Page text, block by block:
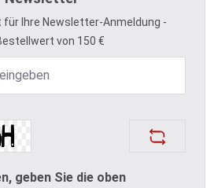
für Ihre Newsletter-Anmeldung -
von 150 €
geben Sie die oben